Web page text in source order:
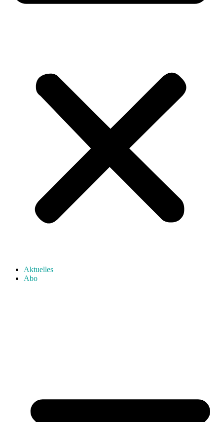
Aktuelles
Abo